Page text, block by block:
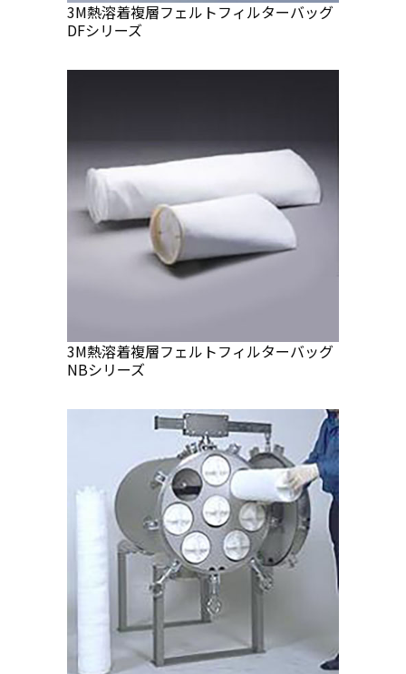
3M熱溶着複層フェルトフィルターバッグ
DFシリーズ
3M熱溶着複層フェルトフィルターバッグ
NBシリーズ